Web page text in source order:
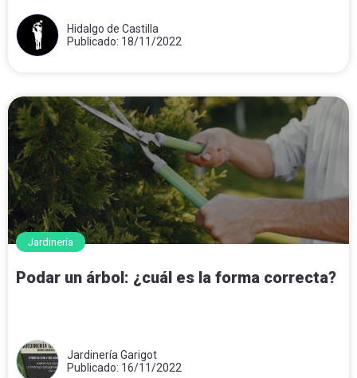
Hidalgo de Castilla
Publicado: 18/11/2022
Jardinería
Podar un árbol: ¿cuál es la forma correcta?
Jardinería Garigot
Publicado: 16/11/2022